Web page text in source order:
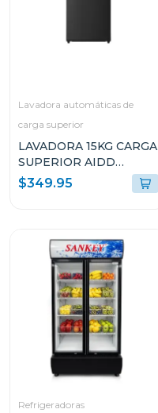
Lavadora automáticas de
carga superior
LAVADORA 15KG CARGA
SUPERIOR AIDD
NEGRO ONYX
WT15OBTX
$349.95
Refrigeradoras